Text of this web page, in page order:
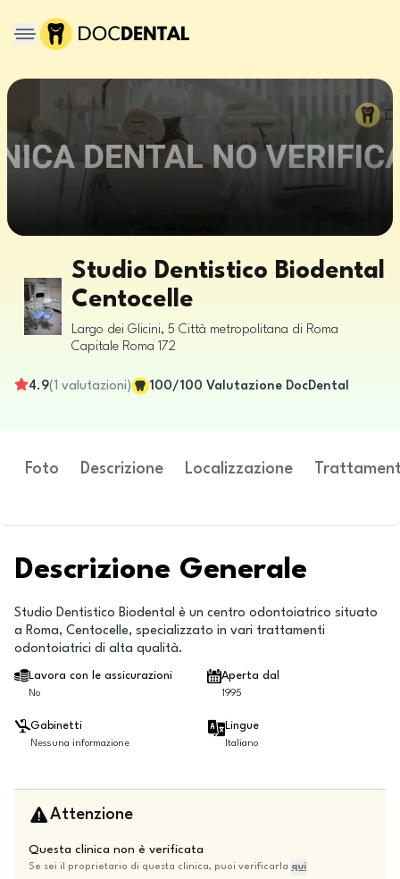
Studio Dentistico Biodental
Centocelle
Largo dei Glicini, 5 Città metropolitana di Roma
Capitale Roma 172
4.9(1 valutazioni) 100/100 Valutazione DocDental
Foto Descrizione Localizzazione
Descrizione Generale
Studio Dentistico Biodental è un centro odontoiatrico situato
a Roma, Centocelle, specializzato in vari trattamenti
odontoiatrici di alta qualità.
Lavora con le assicurazioni
No
Aperta dal
1995
Gabinetti
Nessuna informazione
Lingue
Italiano
Attenzione
Questa clinica non è verificata
Se sei il proprietario di questa clinica, puoi verificarla qui